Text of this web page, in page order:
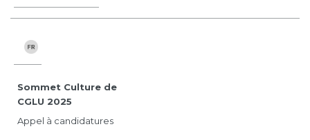
Sommet Culture de
CGLU 2025
Appel à candidatures